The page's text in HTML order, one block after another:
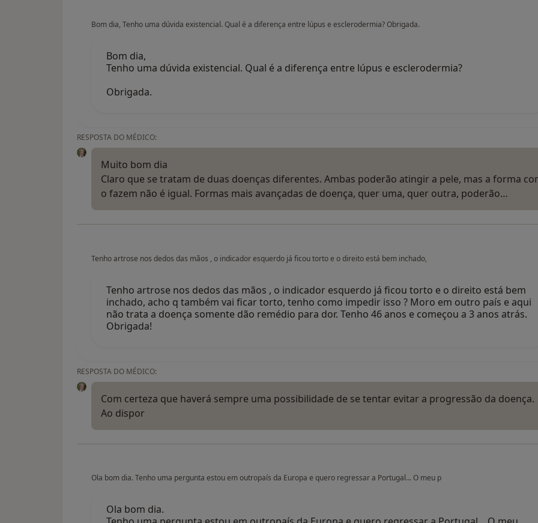
Bom dia, Tenho uma dúvida existencial. Qual é a diferença entre lúpus e esclerodermia? Obrigada.
Bom dia,
Tenho uma dúvida existencial. Qual é a diferença entre lúpus e esclerodermia?
Obrigada.
RESPOSTA DO MÉDICO:
Muito bom dia
Claro que se tratam de duas doenças diferentes. Ambas poderão atingir a pele, mas a forma
o fazem não é igual. Formas mais avançadas de doença, quer uma, quer outra, poderão…
Tenho artrose nos dedos das mãos , o indicador esquerdo já ficou torto e o direito está bem inchado,
Tenho artrose nos dedos das mãos , o indicador esquerdo já ficou torto e o direito está bem
inchado, acho q também vai ficar torto, tenho como impedir isso ? Moro em outro país e aqui
não trata a doença somente dão remédio para dor. Tenho 46 anos e começou a 3 anos atrás.
Obrigada!
RESPOSTA DO MÉDICO:
Com certeza que haverá sempre uma possibilidade de se tentar evitar a progressão da doença.
Ao dispor
Ola bom dia. Tenho uma pergunta estou em outropaís da Europa e quero regressar a Portugal... O meu p
Ola bom dia.